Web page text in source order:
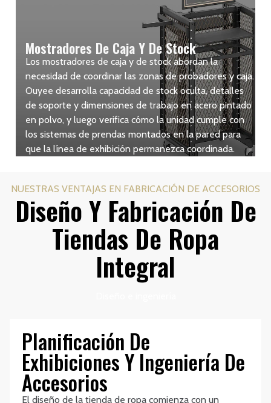
Mostradores De Caja Y De Stock
Los mostradores de caja y de stock abordan la
necesidad de coordinar las zonas de probadores y caja.
Ouyee desarrolla capacidad de stock oculta, detalles
de soporte y dimensiones de trabajo en acero pintado
en polvo, y luego verifica cómo la unidad cumple con
los sistemas de prendas montados en la pared para
que la línea de exhibición permanezca coordinada.
NUESTRAS VENTAJAS EN FABRICACIÓN DE ACCESORIOS
Diseño Y Fabricación De
Tiendas De Ropa
Integral
Planificación De
Exhibiciones Y Ingeniería De
Accesorios
El diseño de la tienda de ropa comienza con un